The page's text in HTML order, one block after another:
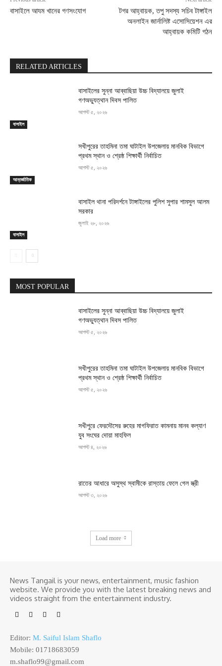
বাসাইলে আযম খানের গণসংযোগ
টগর আহ্বায়ক, তপু সদস্য সচিব টাঙ্গাইল
অনলাইন জার্নালিষ্ট এসোসিয়েশন এর
আহ্বায়ক কমিটি গঠন
RELATED ARTICLES
বাসাইল
বাসাইলের সুন্না আব্বাছিয়া উচ্চ বিদ্যালয়ে জুলাই
গণঅভ্যুত্থান দিবস পালিত
আগস্ট ৫, ২০২৬
আন্তর্জাতিক
সখীপুরের তাহমিনা তমা ঘাটাইল উপজেলায় মানবিক বিভাগে
প্রথম স্থান ও শ্রেষ্ঠ শিক্ষার্থী নির্বাচিত
আগস্ট ৫, ২০২৬
বাসাইল
বাসাইল থানা পরিদর্শনে টাঙ্গাইলের পুলিশ সুপার শামসুল আলম
সরকার
জুলাই ২৮, ২০২৬
MOST POPULAR
বাসাইলের সুন্না আব্বাছিয়া উচ্চ বিদ্যালয়ে জুলাই
গণঅভ্যুত্থান দিবস পালিত
আগস্ট ৫, ২০২৬
সখীপুরের তাহমিনা তমা ঘাটাইল উপজেলায় মানবিক বিভাগে
প্রথম স্থান ও শ্রেষ্ঠ শিক্ষার্থী নির্বাচিত
আগস্ট ৫, ২০২৬
সখীপুরে ফেরদৌসের রুহের মাগফিরাত কামনায় মানব কল্যাণ
যুব সংঘের দোয়া মাহফিল
আগস্ট ৪, ২০২৬
রাতের আধারে অসুস্থ স্বামীকে রাস্তায় ফেলে গেল স্ত্রী
আগস্ট ৩, ২০২৬
Load more
News Tangail is your news, entertainment, music fashion
website. We provide you with the latest breaking news and
videos straight from the entertainment industry.
Editor: M. Saiful Islam Shaflo
Mobile: 01718683059
m.shaflo99@gmail.com